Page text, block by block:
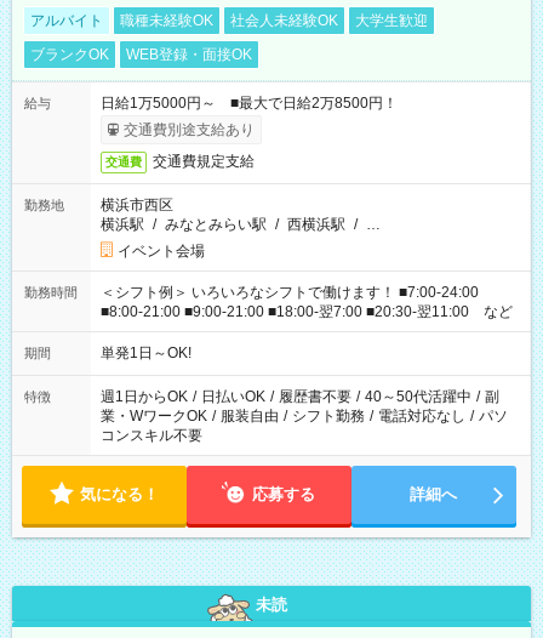
アルバイト 職種未経験OK 社会人未経験OK
大学生歓迎
ブランクOK
WEB登録・面接OK
給与
日給1万5000円～ ■最大で日給2万8500円！
交通費別途支給あり
交通費 交通費規定支給
勤務地
横浜市西区
横浜駅 / みなとみらい駅 / 西横浜駅 / …
イベント会場
勤務時間
＜シフト例＞ いろいろなシフトで働けます！ ■7:00-24:00
■8:00-21:00 ■9:00-21:00 ■18:00-翌7:00 ■20:30-翌11:00 など
期間 単発1日～OK!
特徴 週1日からOK / 日払いOK / 履歴書不要 / 40～50代活躍中 / 副
業・WワークOK / 服装自由 / シフト勤務 / 電話対応なし / パソ
コンスキル不要
気になる！ 応募する 詳細へ
未読